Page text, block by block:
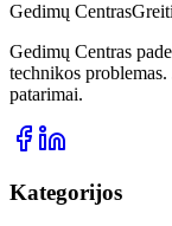
Gedimų Centras
Gedimų Centras
technikos
patarimai.
Kategorijos